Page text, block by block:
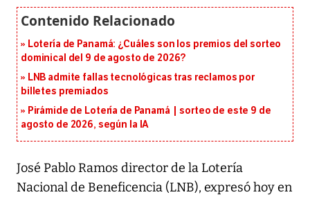
Lotería de Panamá: ¿Cuáles son los premios del sorteo
dominical del 9 de agosto de 2026?
LNB admite fallas tecnológicas tras reclamos por
billetes premiados
Pirámide de Lotería de Panamá | sorteo de este 9 de
agosto de 2026, según la IA
José Pablo Ramos director de la Lotería
Nacional de Beneficencia (LNB), expresó hoy en